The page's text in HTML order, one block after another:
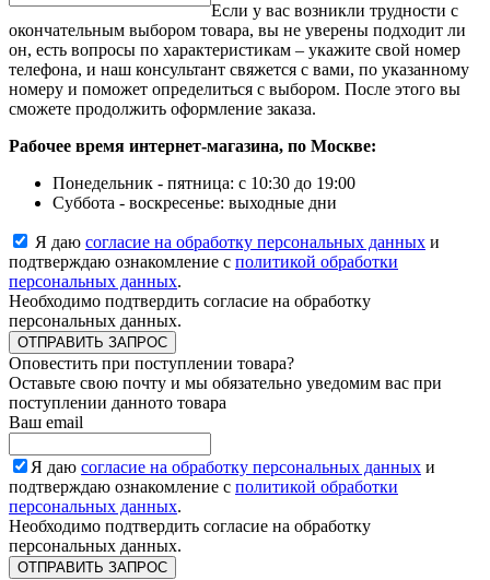
Если у вас возникли трудности с
окончательным выбором товара, вы не уверены подходит ли
он, есть вопросы по характеристикам – укажите свой номер
телефона, и наш консультант свяжется с вами, по указанному
номеру и поможет определиться с выбором. После этого вы
сможете продолжить оформление заказа.
Рабочее время интернет-магазина, по Москве:
Понедельник - пятница: с 10:30 до 19:00
Суббота - воскресенье: выходные дни
Я даю согласие на обработку персональных данных и
подтверждаю ознакомление с политикой обработки
персональных данных.
Необходимо подтвердить согласие на обработку
персональных данных.
ОТПРАВИТЬ ЗАПРОС
Оповестить при поступлении товара?
Оставьте свою почту и мы обязательно уведомим вас при
поступлении данното товара
Ваш email
Я даю согласие на обработку персональных данных и
подтверждаю ознакомление с политикой обработки
персональных данных.
Необходимо подтвердить согласие на обработку
персональных данных.
ОТПРАВИТЬ ЗАПРОС